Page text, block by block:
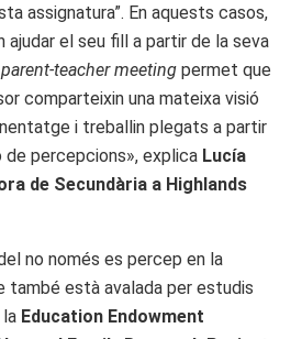
assignatura”. En aquests casos,
ajudar el seu fill a partir de la seva
parent-teacher meeting permet que
comparteixin una mateixa visió
i treballin plegats a partir
de percepcions», explica Lucía
de Secundària a Highlands
no només es percep en la
també està avalada per estudis
Education Endowment